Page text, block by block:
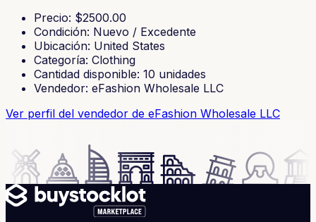
Precio: $2500.00
Condición: Nuevo / Excedente
Ubicación: United States
Categoría: Clothing
Cantidad disponible: 10 unidades
Vendedor: eFashion Wholesale LLC
Ver perfil del vendedor de eFashion Wholesale LLC